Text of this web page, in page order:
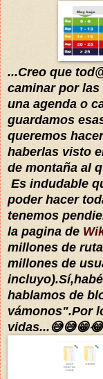
...Creo que
caminar por
una agenda o
guardamos
queremos
haberlas visto
de montaña al
Es indudable
poder hacer
tenemos
la pagina de
millones de
millones de
hablamos de
vámonos".Por